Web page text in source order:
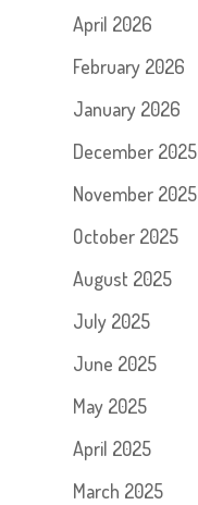
April 2026
February 2026
January 2026
December 2025
November 2025
October 2025
August 2025
July 2025
June 2025
May 2025
April 2025
March 2025